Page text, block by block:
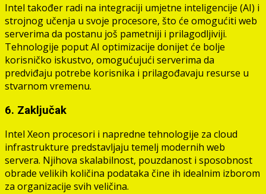
Intel također radi na integraciji umjetne inteligencije (AI) i
strojnog učenja u svoje procesore, što će omogućiti web
serverima da postanu još pametniji i prilagodljiviji.
Tehnologije poput AI optimizacije donijet će bolje
korisničko iskustvo, omogućujući serverima da
predviđaju potrebe korisnika i prilagođavaju resurse u
stvarnom vremenu.
6. Zaključak
Intel Xeon procesori i napredne tehnologije za cloud
infrastrukture predstavljaju temelj modernih web
servera. Njihova skalabilnost, pouzdanost i sposobnost
obrade velikih količina podataka čine ih idealnim izborom
za organizacije svih veličina.